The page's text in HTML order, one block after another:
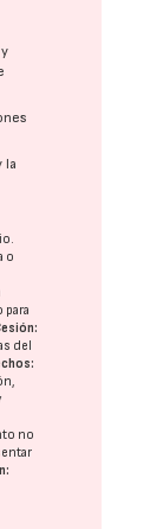
la
o
para
del
no